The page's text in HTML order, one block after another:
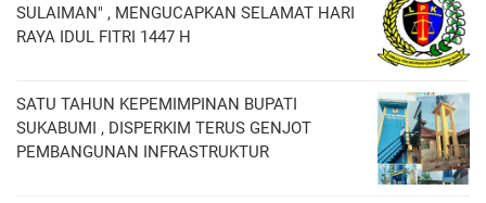
SULAIMAN" , MENGUCAPKAN SELAMAT HARI
RAYA IDUL FITRI 1447 H
SATU TAHUN KEPEMIMPINAN BUPATI
SUKABUMI , DISPERKIM TERUS GENJOT
PEMBANGUNAN INFRASTRUKTUR